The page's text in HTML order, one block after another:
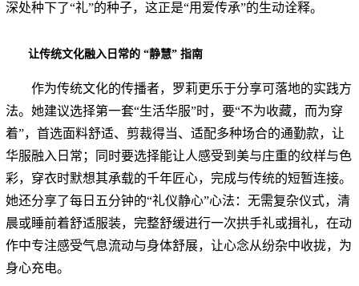
深处种下了“礼”的种子，这正是“用爱传承”的生动诠释。
让传统文化融入日常的 “静慧” 指南
作为传统文化的传播者，罗莉更乐于分享可落地的实践方
法。她建议选择第一套“生活华服”时，要“不为收藏，而为穿
着”，首选面料舒适、剪裁得当、适配多种场合的通勤款，让
华服融入日常；同时要选择能让人感受到美与庄重的纹样与色
彩，穿衣时默想其承载的千年匠心，完成与传统的短暂连接。
她还分享了每日五分钟的“礼仪静心”心法：无需复杂仪式，清
晨或睡前着舒适服装，完整舒缓进行一次拱手礼或揖礼，在动
作中专注感受气息流动与身体舒展，让心念从纷杂中收拢，为
身心充电。